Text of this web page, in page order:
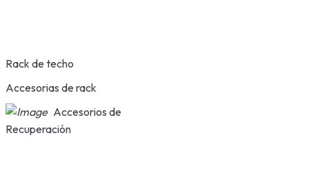
Rack de techo
Accesorias de rack
Accesorios de
Recuperación